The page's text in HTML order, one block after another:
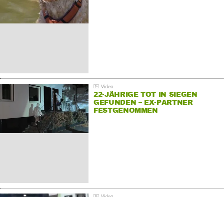
22-JÄHRIGE TOT IN SIEGEN
GEFUNDEN – EX-PARTNER
FESTGENOMMEN